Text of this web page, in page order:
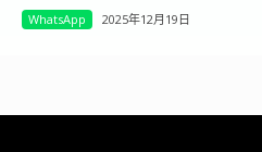
WhatsApp 2025年12月19日